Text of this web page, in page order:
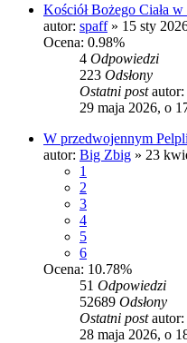
Kościół Bożego Ciała
autor: spaff» 15 sty
Ocena: 0.98%
4 Odpowiedzi
223 Odsłony
Ostatni postautor:
29 maja 2026, o
W przedwojennym
autor: Big Zbig » 23
1
2
3
4
5
6
Ocena: 10.78%
51 Odpowiedzi
52689 Odsłony
Ostatni postautor:
28 maja 2026, o